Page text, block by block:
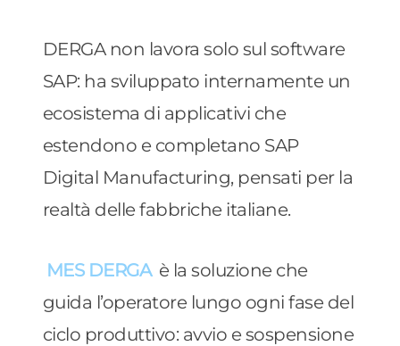
DERGA non lavora solo sul software
SAP: ha sviluppato internamente un
ecosistema di applicativi che
estendono e completano SAP
Digital Manufacturing, pensati per la
realtà delle fabbriche italiane.
MES DERGA è la soluzione che
guida l’operatore lungo ogni fase del
ciclo produttivo: avvio e sospensione